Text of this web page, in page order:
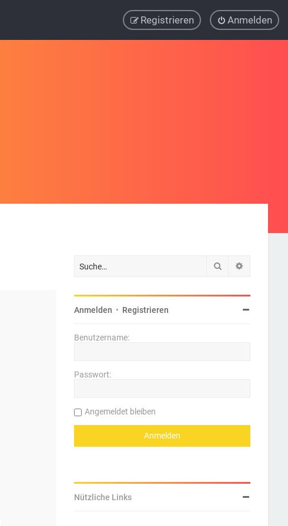
Anmelden
Registrieren
Suche
Anmelden • Registrieren
Benutzername:
Passwort:
Angemeldet bleiben
Nützliche Links